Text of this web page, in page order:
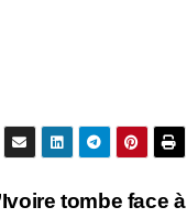
tombe face à